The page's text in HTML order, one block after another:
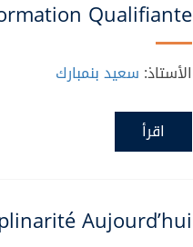
Qualifiante
الأستاذ: سعيد بنمبارك
اقرأ
Aujourd’hui